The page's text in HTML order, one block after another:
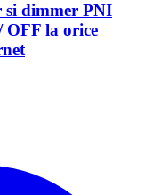
si dimmer PNI
OFF la orice